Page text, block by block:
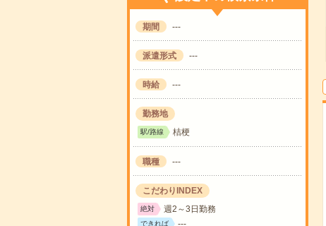
期間 ---
派遣形式 ---
時給 ---
勤務地
駅/路線 桔梗
職種 ---
こだわりINDEX
絶対 週2～3日勤務
できれば ---